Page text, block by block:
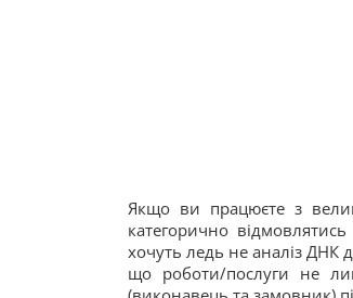
Якщо ви працюєте з
категорично
хочуть ледь не аналіз ДНК
що роботи/послуги не